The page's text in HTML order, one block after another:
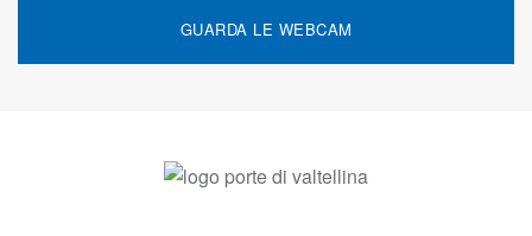
GUARDA LE WEBCAM